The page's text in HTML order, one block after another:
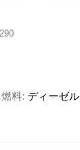
燃料 ディーゼル